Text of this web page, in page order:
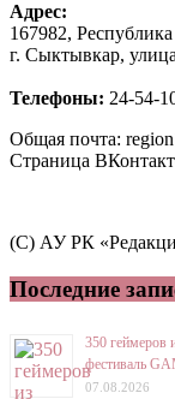
Адрес:
167982,
г. Сыктывкар,
Телефоны: 24-54-
Общая почта:
Страница
(C) АУ РК
Последние
350 геймеров
фестиваль
07.08.2026